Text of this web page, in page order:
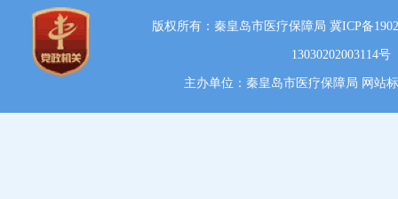
版权所有：秦皇岛市医疗保障局 冀ICP备
13030202003114号
主办单位：秦皇岛市医疗保障局 网站